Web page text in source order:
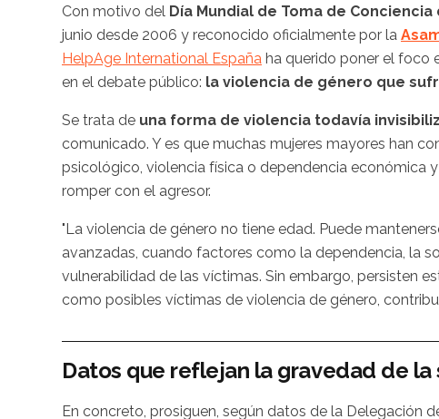
Con motivo del Día Mundial de Toma de
junio desde 2006 y reconocido oficialmente por la
HelpAge International España ha querido poner el foco
en el debate público: la violencia de género que
Se trata de una forma de violencia todavía
comunicado. Y es que muchas mujeres mayores han
psicológico, violencia física o dependencia económica
romper con el agresor.
"La violencia de género no tiene edad. Puede
avanzadas, cuando factores como la dependencia, la
vulnerabilidad de las víctimas. Sin embargo, persisten
como posibles víctimas de violencia de género,
Datos que reflejan la gravedad de la
En concreto, prosiguen, según datos de la Delegación